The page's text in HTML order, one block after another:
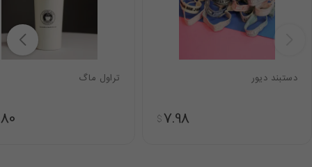
دستبند دیور
$7.98
تراول ماگ